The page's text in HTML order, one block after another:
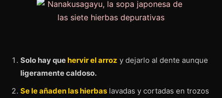
Solo hay quehervir el arroz y dejarlo al dente aunque
ligeramente caldoso.
Se le añaden las hierbas lavadas y cortadas en trozos